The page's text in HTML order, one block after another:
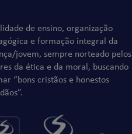
de ensino, organização
e formação integral da
jovem, sempre norteado pelos
da ética e da moral, buscando
“bons cristãos e honestos